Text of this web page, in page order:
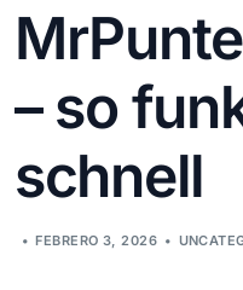
– so
schnell
FEBRERO 3, 2026